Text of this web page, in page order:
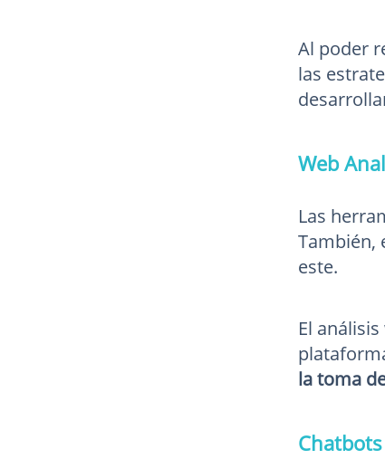
Al poder
las
Web
Las
También,
este.
El
la toma
Chatbots